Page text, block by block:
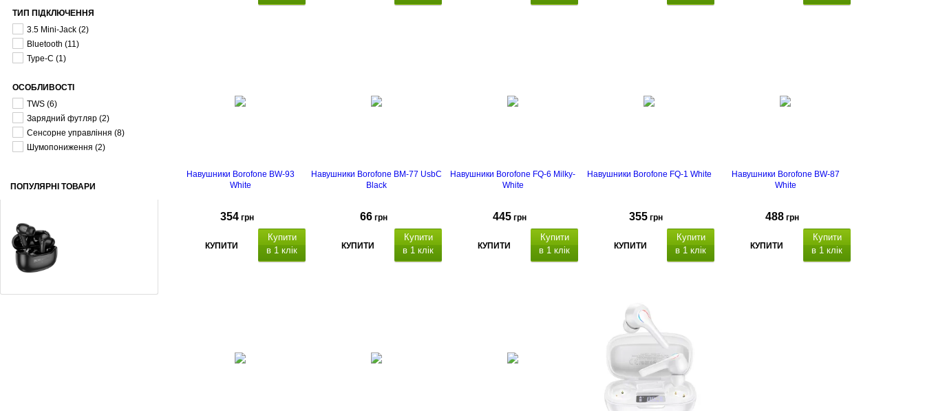
ТИП ПІДКЛЮЧЕННЯ
3.5 Mini-Jack (2)
Bluetooth (11)
Type-C (1)
ОСОБЛИВОСТІ
TWS (6)
Зарядний футляр (2)
Сенсорне управління (8)
Шумопониження (2)
ПОПУЛЯРНІ ТОВАРИ
Навушники Borofone BW-93
White
354 грн
КУПИТИ
Купити
в 1 клік
Навушники Borofone BM-77 UsbC
Black
66 грн
КУПИТИ
Купити
в 1 клік
Навушники Borofone FQ-6 Milky-
White
445 грн
КУПИТИ
Купити
в 1 клік
керування
Навушники Borofone FQ-1 White
355 грн
КУПИТИ
Купити
в 1 клік
час розмови/музики: до
7 годин
Навушники Borofone BW-87
White
488 грн
КУПИТИ
Купити
в 1 клік